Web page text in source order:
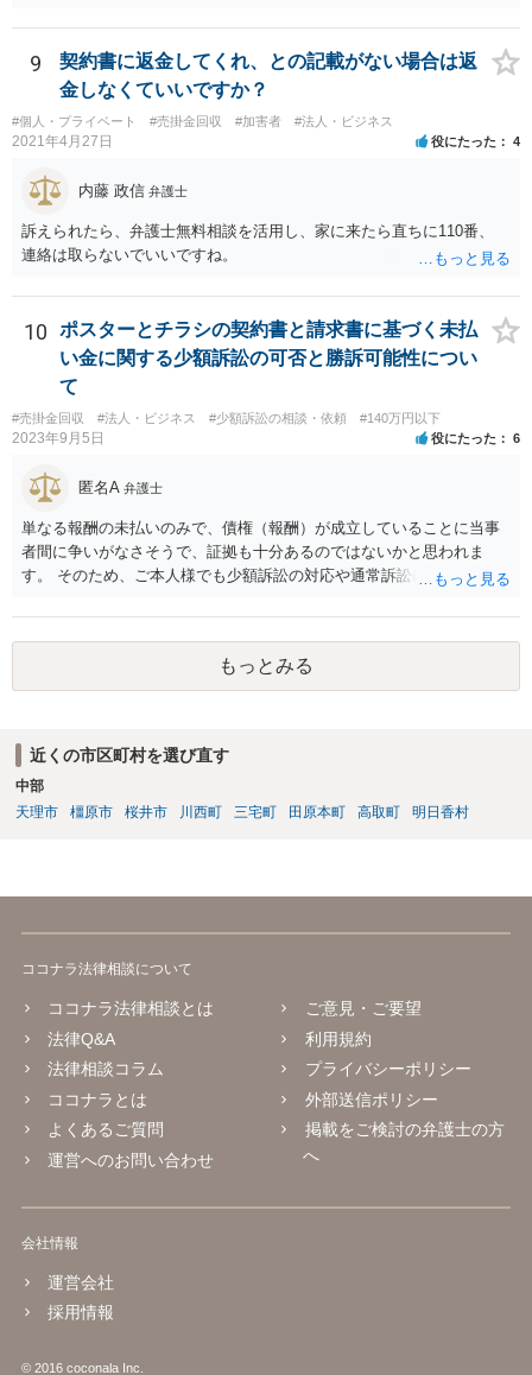
は、当該ファクタリング会社が詐称譲受人の可能性があるとすら指摘
できるでしょう。 次に、たとえファクタリング会社からの「債権譲渡
通知書」であっても、それが譲渡人の個人事業主の委託を受けてなさ
れていた場合等であり、債務者対抗要件の問題をクリアされていたと
しても、当該ファクタリング会社が譲受債権請求訴訟を提起する場
合、譲受債権の発生原因事実を立証しなければなりません。 「譲渡人
は当社にとって全くの見知らぬ人物で、一切関係がなく、当該債権は
現在・将来ともに存在しないと断言でき」ないということであれば、
この立証の見込みが立たないでしょうから、訴訟になったとしても、
かかる点で争うべきでしょう（といっても否認すれば足りると思いま
す。）。 以上述べましたが、令和7年12月から令和11年までに発生す
る一切の債権となれば、約4年という一定の期間の将来債権譲渡とな
り、訴求されている債権の額も相当程度の金額になっていると推察し
ます。ご不安な気持ちを解消するために、法律事務所にご相談に赴く
ことを検討されても良いでしょう。
9
契約書に返金してくれ、との記載がない場合は返
金しなくていいですか？
#個人・プライベート #売掛金回収 #加害者 #法人・ビジネス
2021年4月27日 役にたった 4
内藤 政信 弁護士
訴えられたら、弁護士無料相談を活用し、家に来たら直ちに110番、
連絡は取らないでいいですね。
10
ポスターとチラシの契約書と請求書に基づく未払
い金に関する少額訴訟の可否と勝訴可能性につい
て
#売掛金回収 #法人・ビジネス #少額訴訟の相談・依頼 #140万円以下
2023年9月5日 役にたった 6
匿名A 弁護士
単なる報酬の未払いのみで、債権（報酬）が成立していることに当事
者間に争いがなさそうで、証拠も十分あるのではないかと思われま
す。 そのため、ご本人様でも少額訴訟の対応や通常訴訟に移行したと
ても相手方が任意に支払をしない場合は強制執行を行う必要がござい
ます。この辺りになってくると少し対応が難しいかなという気がして
きますので、ご本人様の負担や手間を考慮して訴訟部分から弁護士に
ご依頼いただくという選択肢も全くおかしくはありません。
もっとみる
近くの市区町村を選び直す
中部
天理市
橿原市 桜井市 川西町 三宅町 田原本町 高取町 明日香村
ココナラ法律相談について
ココナラ法律相談とは
法律Q&A
法律相談コラム
ココナラとは
よくあるご質問
運営へのお問い合わせ
ご意見・ご要望
利用規約
プライバシーポリシー
外部送信ポリシー
掲載をご検討の弁護士の方
へ
会社情報
運営会社
採用情報
© 2016 coconala Inc.